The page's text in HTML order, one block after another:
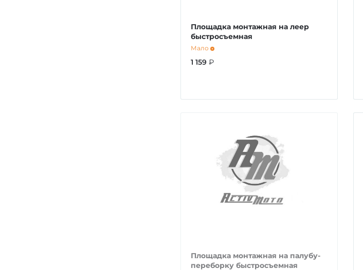
Площадка монтажная на леер
быстросъемная
Мало
1 159 ₽
Площадка монтажная на палубу-
переборку быстросъемная